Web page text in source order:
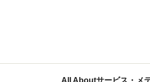
All Aboutサービス・メ